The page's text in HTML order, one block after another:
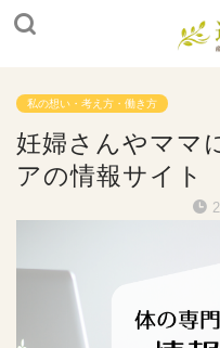
私の想い・考え方・働き方
妊婦さんやママ
アの情報サイト